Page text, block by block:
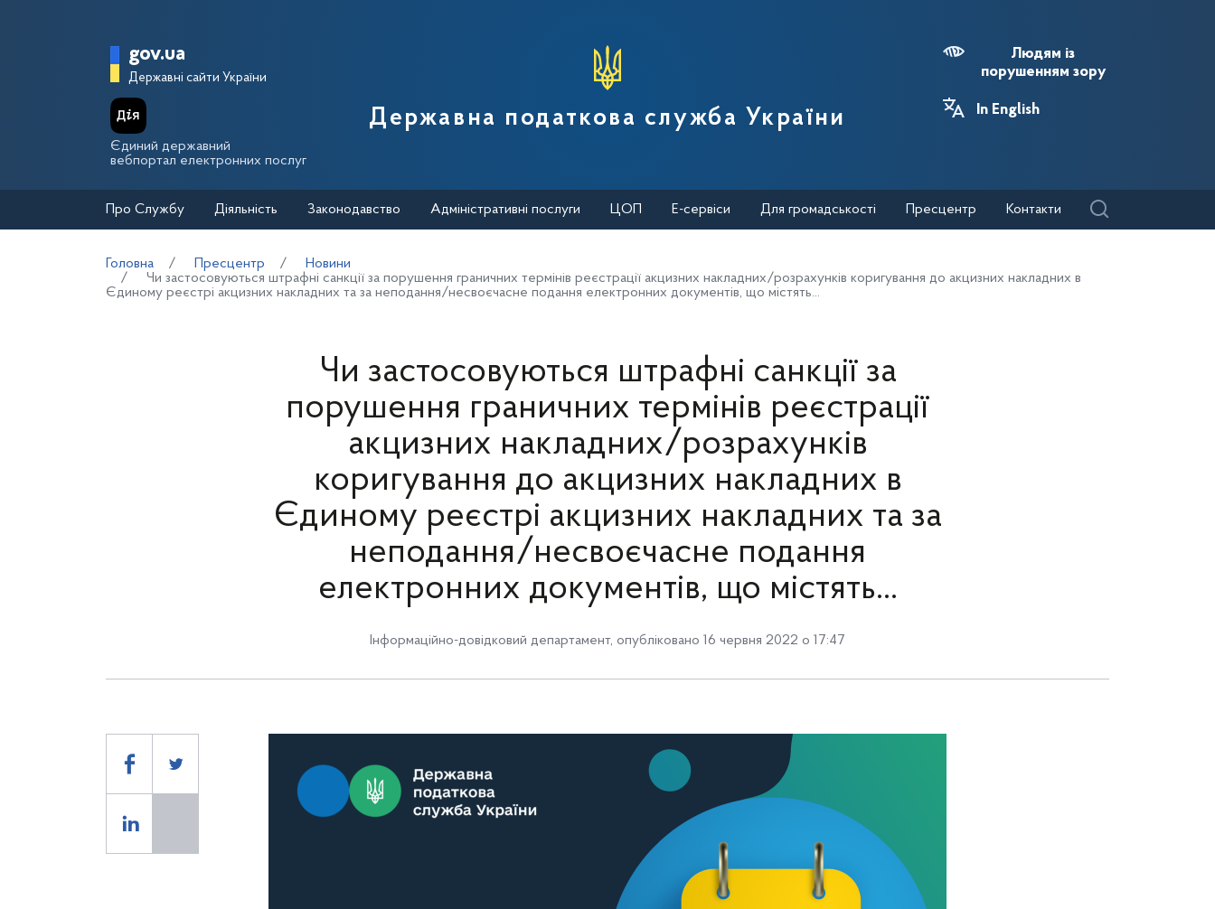
Головна сторінка Державної податкової служби України
gov.ua
Державні сайти України
Єдиний державний
вебпортал електронних послуг
Державна податкова служба України
Людям із
порушенням зору
In English
Про Службу Діяльність Законодавство Адміністративні послуги ЦОП Е-сервіси Для громадськості Пресцентр Контакти
Головна Пресцентр
Новини
Чи застосовуються штрафні санкції за порушення граничних термінів реєстрації акцизних накладних/розрахунків коригування до акцизних накладних в
Єдиному реєстрі акцизних накладних та за неподання/несвоєчасне подання електронних документів, що містять...
Чи застосовуються штрафні санкції за
порушення граничних термінів реєстрації
акцизних накладних/розрахунків
коригування до акцизних накладних в
Єдиному реєстрі акцизних накладних та за
неподання/несвоєчасне подання
електронних документів, що містять...
Інформаційно-довідковий департамент, опубліковано 16 червня 2022 о 17:47